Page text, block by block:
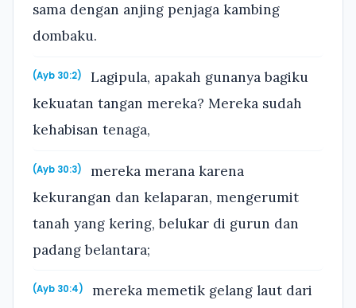
sama dengan anjing penjaga kambing
dombaku.
(Ayb 30:2)
Lagipula, apakah gunanya bagiku
kekuatan tangan mereka? Mereka sudah
kehabisan tenaga,
(Ayb 30:3)
mereka merana karena
kekurangan dan kelaparan, mengerumit
tanah yang kering, belukar di gurun dan
padang belantara;
(Ayb 30:4)
mereka memetik gelang laut dari